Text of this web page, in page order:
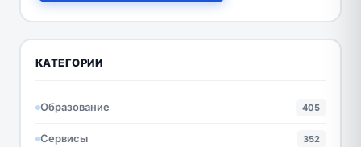
КАТЕГОРИИ
Образование 405
Сервисы 352